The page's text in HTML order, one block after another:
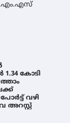
1.34 കോടി
വഴി
അറസ്റ്റ്